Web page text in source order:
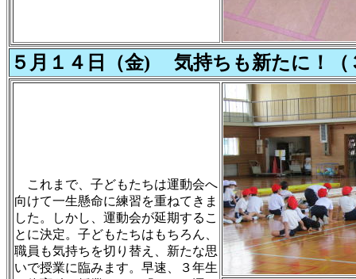
５月１４日（金) 気持ちも新たに！（
これまで、子どもたちは運動会へ
向けて一生懸命に練習を重ねてきま
した。しかし、運動会が延期するこ
とに決定。子どもたちはもちろん、
職員も気持ちを切り替え、新たな思
いで授業に臨みます。早速、３年生